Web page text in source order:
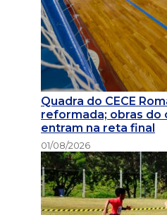
Quadra do CECE
reformada; obras
entram na reta final
01/08/2026